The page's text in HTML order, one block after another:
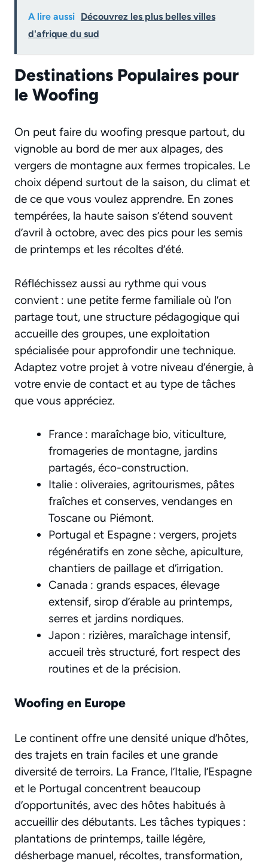
A lire aussi Découvrez les plus belles villes
d'afrique du sud
Destinations Populaires pour
le Woofing
On peut faire du woofing presque partout, du
vignoble au bord de mer aux alpages, des
vergers de montagne aux fermes tropicales. Le
choix dépend surtout de la saison, du climat et
de ce que vous voulez apprendre. En zones
tempérées, la haute saison s’étend souvent
d’avril à octobre, avec des pics pour les semis
de printemps et les récoltes d’été.
Réfléchissez aussi au rythme qui vous
convient : une petite ferme familiale où l’on
partage tout, une structure pédagogique qui
accueille des groupes, une exploitation
spécialisée pour approfondir une technique.
Adaptez votre projet à votre niveau d’énergie, à
votre envie de contact et au type de tâches
que vous appréciez.
France : maraîchage bio, viticulture,
fromageries de montagne, jardins
partagés, éco-construction.
Italie : oliveraies, agritourismes, pâtes
fraîches et conserves, vendanges en
Toscane ou Piémont.
Portugal et Espagne : vergers, projets
régénératifs en zone sèche, apiculture,
chantiers de paillage et d’irrigation.
Canada : grands espaces, élevage
extensif, sirop d’érable au printemps,
serres et jardins nordiques.
Japon : rizières, maraîchage intensif,
accueil très structuré, fort respect des
routines et de la précision.
Woofing en Europe
Le continent offre une densité unique d’hôtes,
des trajets en train faciles et une grande
diversité de terroirs. La France, l’Italie, l’Espagne
et le Portugal concentrent beaucoup
d’opportunités, avec des hôtes habitués à
accueillir des débutants. Les tâches typiques :
plantations de printemps, taille légère,
désherbage manuel, récoltes, transformation,